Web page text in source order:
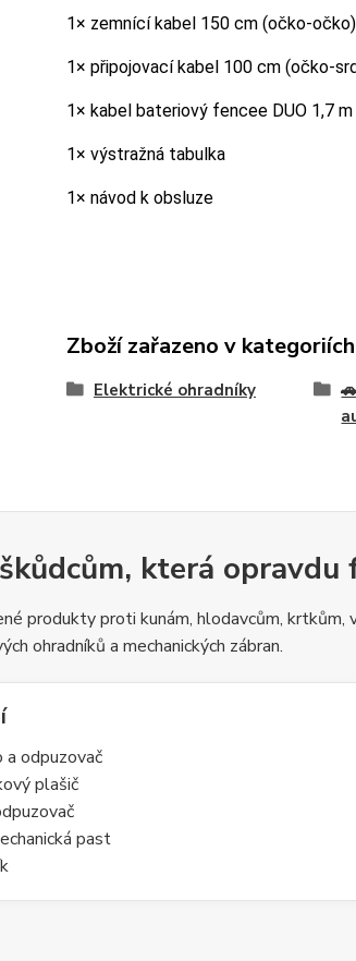
1× zemnící kabel 150 cm (očko-očko)
1× připojovací kabel 100 cm (očko-
1× kabel bateriový fencee DUO 1,7 m
1× výstražná tabulka
1× návod k obsluze
Zboží zařazeno v kategoriích
Elektrické ohradníky
která opravdu
produkty proti kunám, hlodavcům,
ohradníků a mechanických zábran.
a odpuzovač
plašič
past